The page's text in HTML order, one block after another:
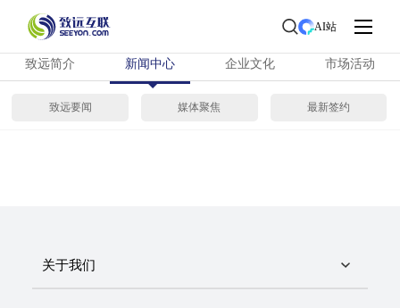
AI站
首页>了解致远> 新闻中心
致远简介 新闻中心 企业文化 市场活动
致远要闻 媒体聚焦 最新签约
关于我们